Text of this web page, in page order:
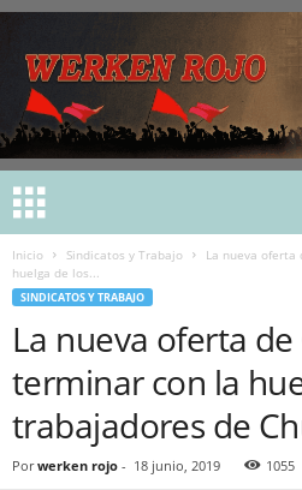
Inicio Sindicatos y Trabajo
La nueva oferta
huelga de los...
SINDICATOS Y TRABAJO
La nueva oferta
terminar con la
trabajadores de
Por werken rojo - 18 junio, 2019 1055